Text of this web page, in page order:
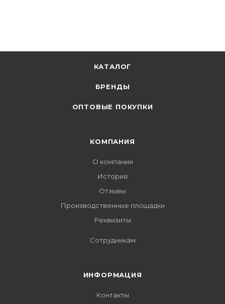
КАТАЛОГ
БРЕНДЫ
ОПТОВЫЕ ПОКУПКИ
КОМПАНИЯ
О компании
История
Отзывы
Производственные площадки
Реквизиты
Сотрудникам
ИНФОРМАЦИЯ
Контакты